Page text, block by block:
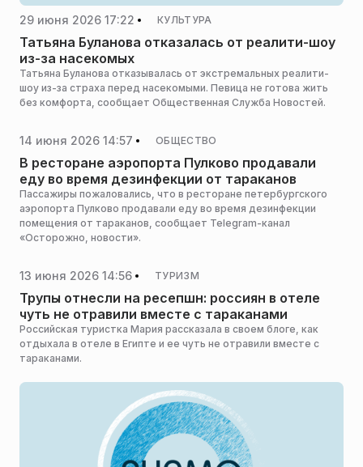
29 июня 2026 17:22 КУЛЬТУРА
Татьяна Буланова отказалась от реалити-шоу
из-за насекомых
Татьяна Буланова отказывалась от экстремальных реалити-
шоу из-за страха перед насекомыми. Певица не готова жить
без комфорта, сообщает Общественная Служба Новостей.
14 июня 2026 14:57 ОБЩЕСТВО
В ресторане аэропорта Пулково продавали
еду во время дезинфекции от тараканов
Пассажиры пожаловались, что в ресторане петербургского
аэропорта Пулково продавали еду во время дезинфекции
помещения от тараканов, сообщает Telegram-канал
«Осторожно, новости».
13 июня 2026 14:56 ТУРИЗМ
Трупы отнесли на ресепшн: россиян в отеле
чуть не отравили вместе с тараканами
Российская туристка Мария рассказала в своем блоге, как
отдыхала в отеле в Египте и ее чуть не отравили вместе с
тараканами.